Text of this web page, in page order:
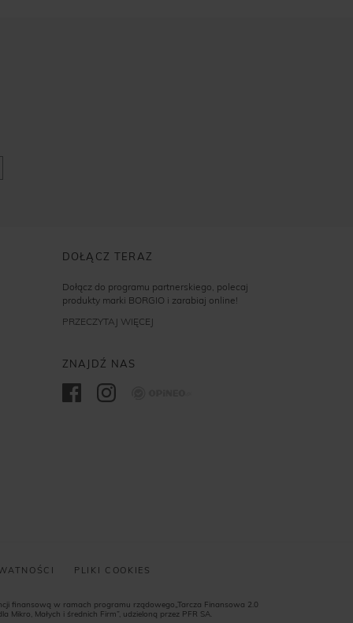
DOŁĄCZ TERAZ
Dołącz do programu partnerskiego, polecaj
produkty marki BORGIO i zarabiaj online!
PRZECZYTAJ WIĘCEJ
ZNAJDŹ NAS
PLIKI COOKIES
finansową w ramach programu rządowego„Tarcza Finansowa 2.0
Mikro, Małych i średnich Firm”, udzieloną przez PFR SA.